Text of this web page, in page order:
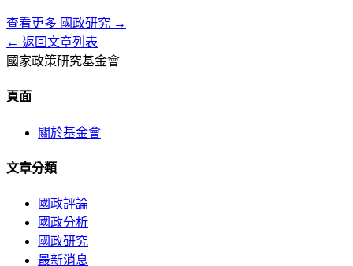
查看更多 國政研究 →
← 返回文章列表
國家政策研究基金會
頁面
關於基金會
文章分類
國政評論
國政分析
國政研究
最新消息